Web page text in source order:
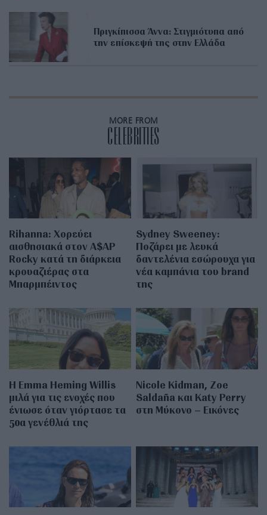
Πριγκίπισσα Άννα: Στιγμιότυπα από
την επίσκεψή της στην Ελλάδα
MORE FROM
CELEBRITIES
Rihanna: Χορεύει
αισθησιακά στον A$AP
Rocky κατά τη διάρκεια
κρουαζιέρας στα
Μπαρμπέιντος
Sydney Sweeney:
Ποζάρει με λευκά
δαντελένια εσώρουχα για
νέα καμπάνια του brand
της
H Emma Heming Willis
μιλά για τις ενοχές που
ένιωσε όταν γιόρτασε τα
50α γενέθλιά της
Nicole Kidman, Zoe
Saldaña και Katy Perry
στη Μύκονο – Εικόνες